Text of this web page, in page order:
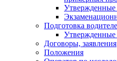
Утвержденные
Подготовка
Договоры, заявления
Положения